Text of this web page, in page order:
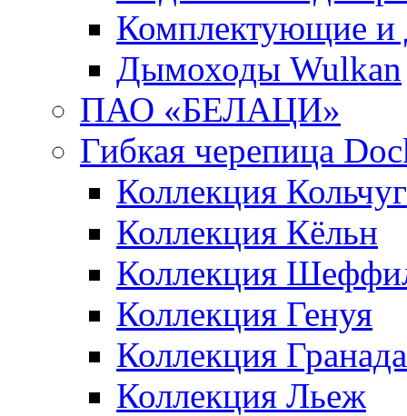
Комплектующие и
Дымоходы Wulkan
ПАО «БЕЛАЦИ»
Гибкая черепица
Коллекция
Коллекция Кёльн
Коллекция
Коллекция Генуя
Коллекция Гранада
Коллекция Льеж